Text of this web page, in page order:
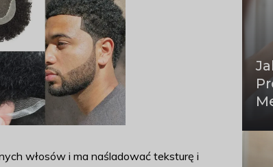
włosów i ma naśladować teksturę i